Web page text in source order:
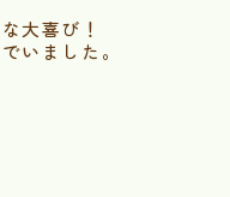
大喜び！
いました。